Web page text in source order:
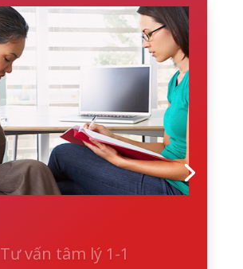
Tư vấn tâm lý 1-1